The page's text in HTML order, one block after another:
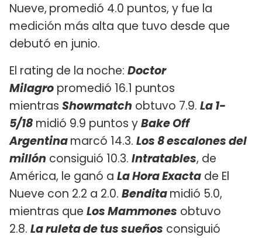
Nueve, promedió 4.0 puntos, y fue la
medición más alta que tuvo desde que
debutó en junio.
El rating de la noche: Doctor
Milagro promedió 16.1 puntos
mientras Showmatch obtuvo 7.9. La 1-
5/18 midió 9.9 puntos yBake Off
Argentinamarcó 14.3. Los 8 escalones del
millón consiguió 10.3. Intratables, de
América, le ganó a La Hora Exacta de El
Nueve con 2.2 a 2.0. Benditamidió 5.0,
mientras que Los Mammones obtuvo
2.8. La ruleta de tus sueños consiguió